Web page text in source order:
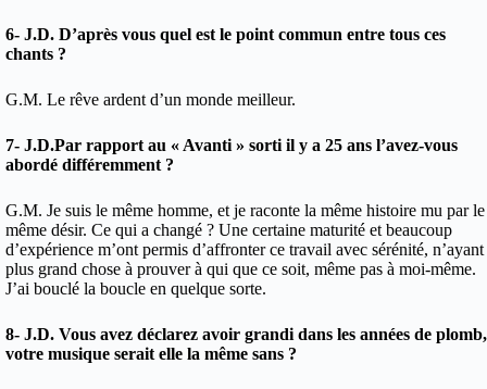
6- J.D. D’après vous quel est le point commun entre tous ces
chants ?
G.M. Le rêve ardent d’un monde meilleur.
7- J.D.Par rapport au « Avanti » sorti il y a 25 ans l’avez-vous
abordé différemment ?
G.M. Je suis le même homme, et je raconte la même histoire mu par le
même désir. Ce qui a changé ? Une certaine maturité et beaucoup
d’expérience m’ont permis d’affronter ce travail avec sérénité, n’ayant
plus grand chose à prouver à qui que ce soit, même pas à moi-même.
J’ai bouclé la boucle en quelque sorte.
8- J.D. Vous avez déclarez avoir grandi dans les années de plomb,
votre musique serait elle la même sans ?